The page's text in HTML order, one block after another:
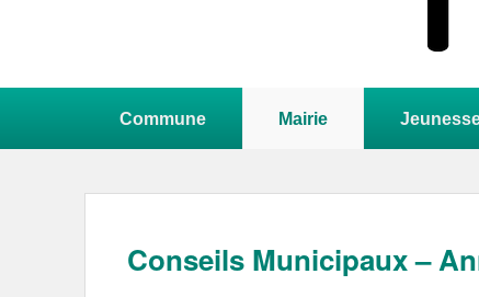
Commune Mairie
Conseils Municipaux –